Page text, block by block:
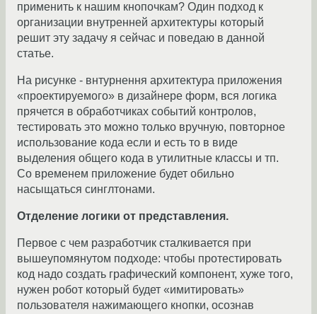
применить к нашим кнопочкам? Один подход к
организации внутренней архитектуры который
решит эту задачу я сейчас и поведаю в данной
статье.
На рисунке - внтурнення архитектура приложения
«проектируемого» в дизайнере форм, вся логика
прячется в обработчиках событий контролов,
тестировать это можно только вручную, повторное
использование кода если и есть то в виде
выделения общего кода в утилитные классы и тп.
Со временем приложение будет обильно
насыщаться синглтонами.
Отделение логики от представления.
Первое с чем разработчик сталкивается при
вышеупомянутом подходе: чтобы протестировать
код надо создать графический компонент, хуже того,
нужен робот который будет «имитировать»
пользователя нажимающего кнопки, осознав